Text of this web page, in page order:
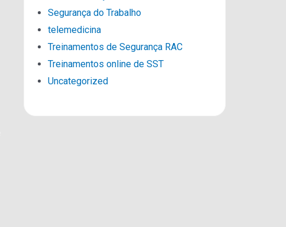
Segurança do Trabalho
telemedicina
Treinamentos de Segurança RAC
Treinamentos online de SST
Uncategorized